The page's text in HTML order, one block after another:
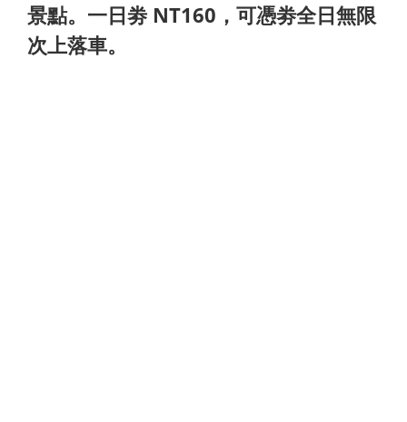
景點。一日劵 NT160，可憑劵全日無限
次上落車。